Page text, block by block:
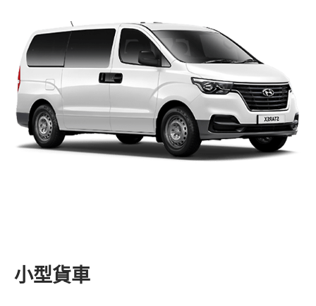
小型貨車